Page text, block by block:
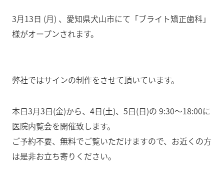
3月13日 (月) 、愛知県犬山市にて「ブライト矯正歯科」
様がオープンされます。
弊社ではサインの制作をさせて頂いています。
本日3月3日(金)から、4日(土)、5日(日)の 9:30〜18:00に
医院内覧会を開催致します。
ご予約不要、無料でご覧いただけますので、お近くの方
は是非お立ち寄りください。